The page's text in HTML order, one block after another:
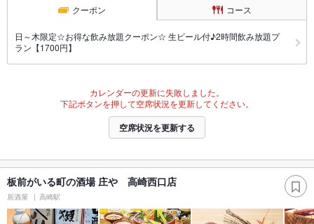
クーポン コース
日～木限定☆お得な飲み放題クーポン☆ 生ビール付♪2時間飲み放題プ
ラン【1700円】
カレンダーの更新に失敗しました。
下記ボタンを押して空席状況を更新してください。
空席状況を更新する
板前がいる町の酒場 庄や 高崎西口店
居酒屋 高崎駅